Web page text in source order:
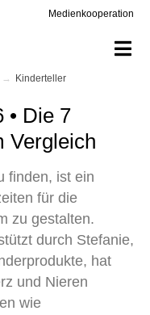
Medienkooperation
Kinderteller
Vergleich
finden, ist ein
für die
zu gestalten.
durch Stefanie,
hat
und Nieren
wie